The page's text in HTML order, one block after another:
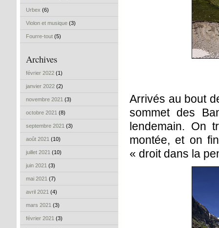
Urbex (6)
Violon et musique (3)
Fourre-tout (5)
Archives
février 2022 (1)
janvier 2022 (2)
novembre 2021 (3)
octobre 2021 (8)
septembre 2021 (3)
août 2021 (10)
juillet 2021 (10)
juin 2021 (3)
mai 2021 (7)
avril 2021 (4)
mars 2021 (3)
février 2021 (3)
Arrivés au bout
sommet des
lendemain. On
montée, et on
« droit dans la